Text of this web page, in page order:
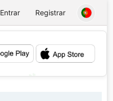
Entrar Registrar